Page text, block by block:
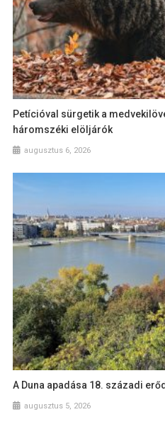
Petícióval sürgetik a
háromszéki elöljárók
augusztus 6, 2026
A Duna apadása 18. századi
augusztus 5, 2026